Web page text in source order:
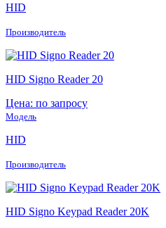
HID
Производитель
HID Signo Reader 20
Цена: по запросу
Модель
HID
Производитель
HID Signo Keypad Reader 20K